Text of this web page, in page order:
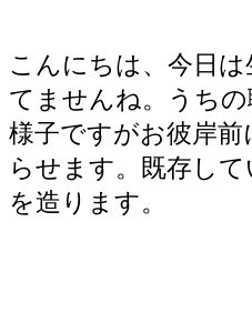
こんにちは、今日
てませんね。うち
様子ですがお彼岸
らせます。既存し
を造ります。